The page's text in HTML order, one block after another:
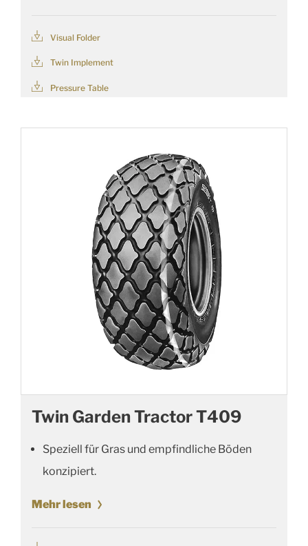
Visual Folder
Twin Implement
Pressure Table
Twin Garden Tractor T409
Speziell für Gras und empfindliche Böden
konzipiert.
Mehr lesen